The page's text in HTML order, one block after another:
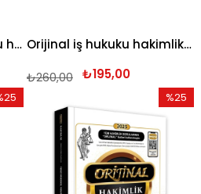
Orijinal icra iflas hukuku hakimlik çıkmış soru bankası 2025
Orijinal iş hukuku hakimlik çıkmış soru bankası 2025
₺195,00
₺260,00
%25
İndirim